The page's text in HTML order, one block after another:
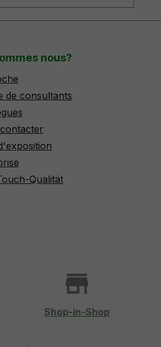
nous?
de consultants
Qualität
store
Shop-in-Shop